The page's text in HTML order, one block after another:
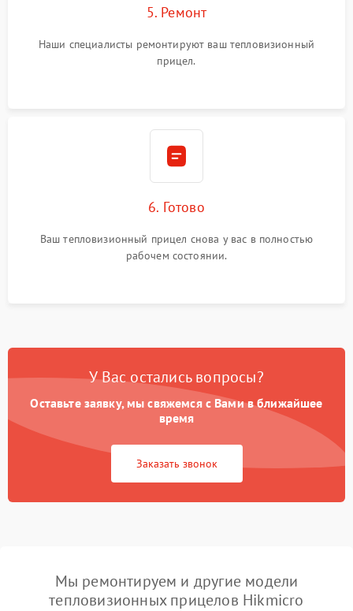
5. Ремонт
Наши специалисты ремонтируют ваш тепловизионный
прицел.
6. Готово
Ваш тепловизионный прицел снова у вас в полностью
рабочем состоянии.
У Вас остались вопросы?
Оставьте заявку, мы свяжемся с Вами в ближайшее
время
Заказать звонок
Мы ремонтируем и другие модели
тепловизионных прицелов Hikmicro